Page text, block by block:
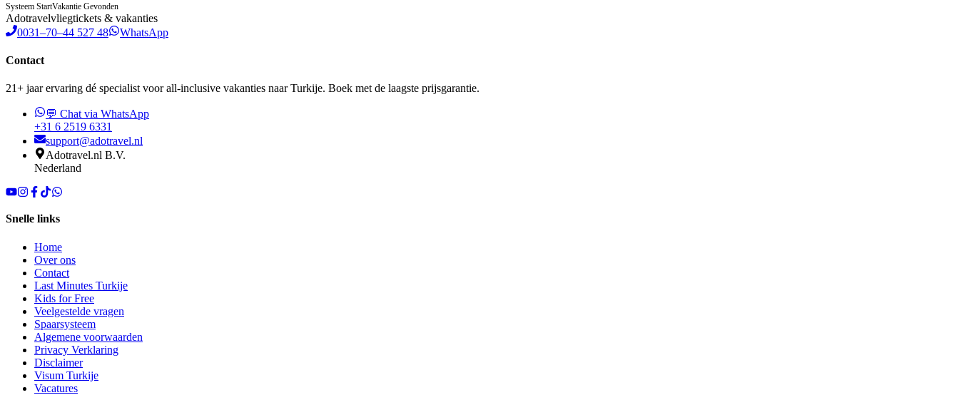
Systeem StartVakantie Gevonden
Adotravelvliegtickets & vakanties
0031–70–44 527 48
WhatsApp
Contact
21+ jaar ervaring dé specialist voor all-inclusive vakanties naar Turkije. Boek met de laagste prijsgarantie.
💬 Chat via WhatsApp
+31 6 2519 6331
support@adotravel.nl
Adotravel.nl B.V.
Nederland
Snelle links
Home
Over ons
Contact
Last Minutes Turkije
Kids for Free
Veelgestelde vragen
Spaarsysteem
Algemene voorwaarden
Privacy Verklaring
Disclaimer
Visum Turkije
Vacatures